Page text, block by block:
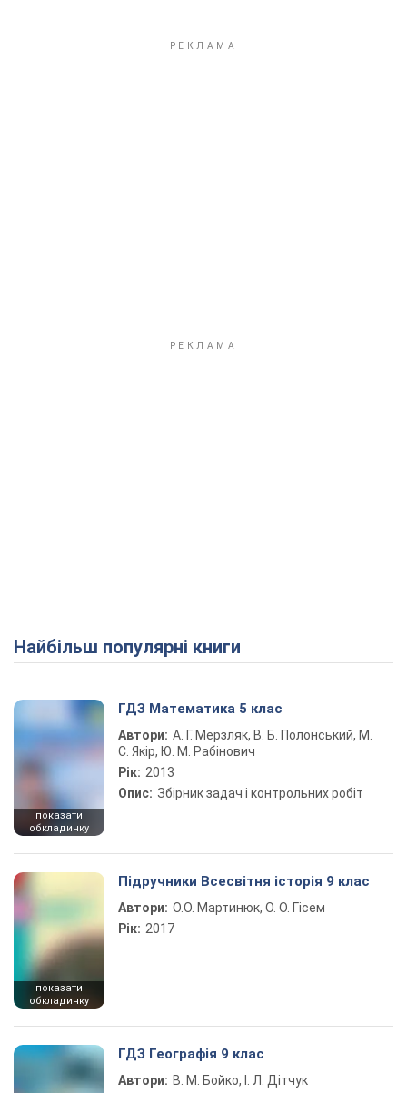
Найбільш популярні книги
показати
обкладинку
ГДЗ Математика 5 клас
Автори: А. Г. Мерзляк, В. Б. Полонський, М.
С. Якір, Ю. М. Рабінович
Рік: 2013
Опис: Збірник задач і контрольних робіт
показати
обкладинку
Підручники Всесвітня історія 9 клас
Автори: О.О. Мартинюк, О. О. Гісем
Рік: 2017
ГДЗ Географія 9 клас
Автори: В. М. Бойко, І. Л. Дітчук